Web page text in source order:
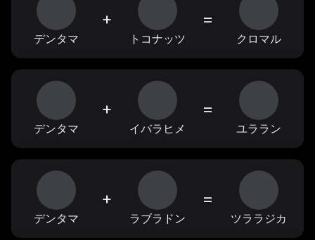
デンタマ
+
トコナッツ
=
クロマル
デンタマ
+
イバラヒメ
=
ユララン
デンタマ
+
ラブラドン
=
ツララジカ